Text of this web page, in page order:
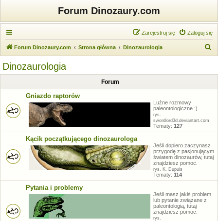
Forum Dinozaury.com
Zaloguj się
Zarejestruj się
Forum Dinozaury.com Strona główna Dinozaurologia
Dinozaurologia
Forum
Gniazdo raptorów
Luźne rozmowy
paleontologiczne :)
rys.
swordlord3d.deviantart.com
Tematy: 127
Kącik początkującego dinozaurologa
Jeśli dopiero zaczynasz
przygodę z pasjonującym
światem dinozaurów, tutaj
znajdziesz pomoc.
rys. K. Dupuis
Tematy: 114
Pytania i problemy
Jeśli masz jakiś problem
lub pytanie związane z
paleontologią, tutaj
znajdziesz pomoc.
rys.